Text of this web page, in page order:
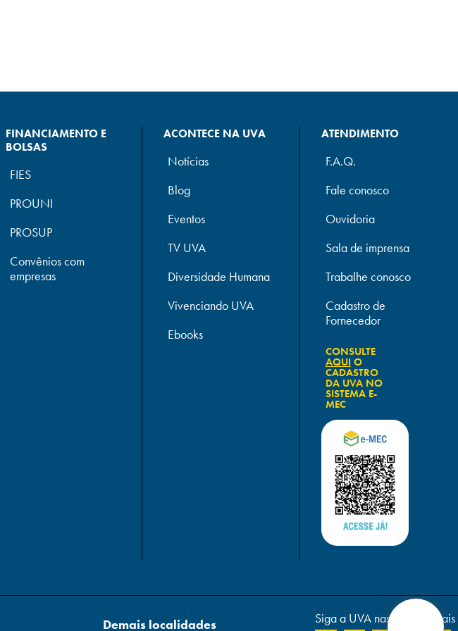
FINANCIAMENTO E
BOLSAS
FIES
PROUNI
PROSUP
Convênios com
empresas
ACONTECE NA UVA
Notícias
Blog
Eventos
TV UVA
Diversidade Humana
Vivenciando UVA
Ebooks
ATENDIMENTO
F.A.Q.
Fale conosco
Ouvidoria
Sala de imprensa
Trabalhe conosco
Cadastro de
Fornecedor
CONSULTE
AQUIO
CADASTRO
DA UVA NO
SISTEMA E-
MEC
Demais localidades Siga a UVA nas redes sociais